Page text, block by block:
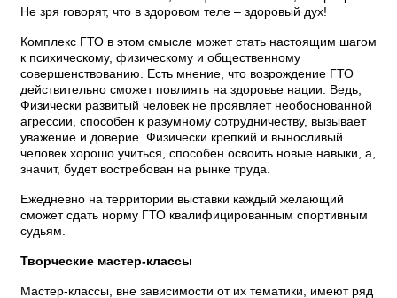
Не зря говорят, что в здоровом теле – здоровый дух!
Комплекс ГТО в этом смысле может стать настоящим шагом
к психическому, физическому и общественному
совершенствованию. Есть мнение, что возрождение ГТО
действительно сможет повлиять на здоровье нации. Ведь,
Физически развитый человек не проявляет необоснованной
агрессии, способен к разумному сотрудничеству, вызывает
уважение и доверие. Физически крепкий и выносливый
человек хорошо учиться, способен освоить новые навыки, а,
значит, будет востребован на рынке труда.
Ежедневно на территории выставки каждый желающий
сможет сдать норму ГТО квалифицированным спортивным
судьям.
Творческие мастер-классы
Мастер-классы, вне зависимости от их тематики, имеют ряд